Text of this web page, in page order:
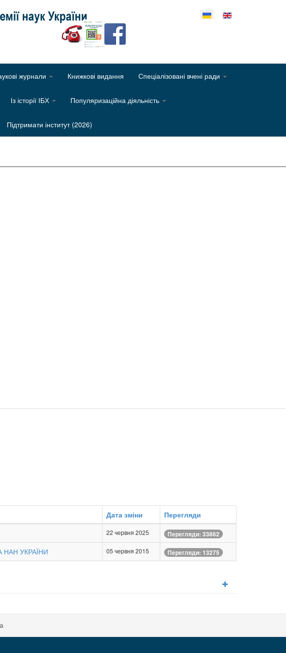
Оберіть свою мову
журнали Книжкові видання Спеціалізовані вчені ради
Із історії ІБХ Популяризаційна діяльність
Підтримати інститут (2026)
Дата зміни
Перегляди
22 червня 2025 Перегляди: 33862
НАН УКРАЇНИ 05 червня 2015 Перегляди: 13275